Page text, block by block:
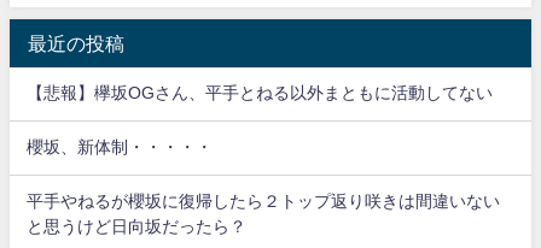
最近の投稿
【悲報】欅坂OGさん、平手とねる以外まともに活動してない
櫻坂、新体制・・・・・
平手やねるが櫻坂に復帰したら２トップ返り咲きは間違いない
と思うけど日向坂だったら？